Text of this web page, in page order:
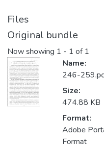
Files
Original bundle
Now showing 1 - 1 of 1
Name:
246-
Size:
474.88 KB
Format:
Adobe
Format